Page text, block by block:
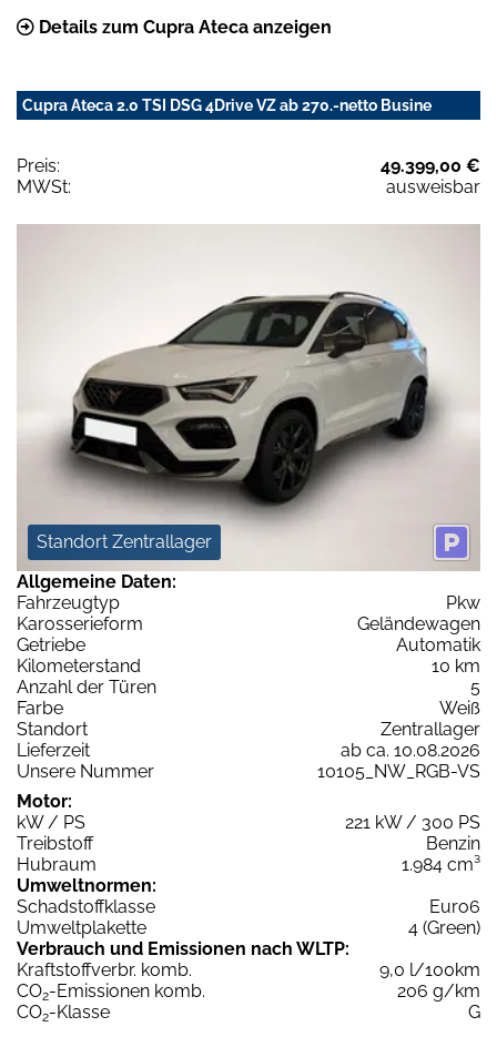
Details zum Cupra Ateca anzeigen
Cupra Ateca 2.0 TSI DSG 4Drive VZ ab 270.-netto Busine
Preis:
49.399,00 €
MWSt:
ausweisbar
Standort Zentrallager
Allgemeine Daten:
Fahrzeugtyp
Pkw
Karosserieform
Geländewagen
Getriebe
Automatik
Kilometerstand
10 km
Anzahl der Türen
5
Farbe
Weiß
Standort
Zentrallager
Lieferzeit
ab ca. 10.08.2026
Unsere Nummer
10105_NW_RGB-VS
Motor:
kW / PS
221 kW / 300 PS
Treibstoff
Benzin
Hubraum
1.984 cm³
Umweltnormen:
Schadstoffklasse
Euro6
Umweltplakette
4 (Green)
Verbrauch und Emissionen nach WLTP:
Kraftstoffverbr. komb.
9,0 l/100km
CO2-Emissionen komb.
206 g/km
CO2-Klasse G